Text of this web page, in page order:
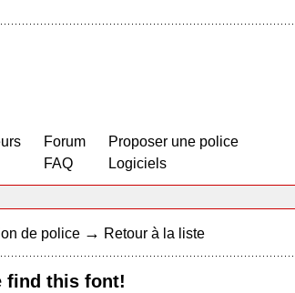
Forum
FAQ
Proposer une police
Logiciels
de police → Retour à la liste
find this font!